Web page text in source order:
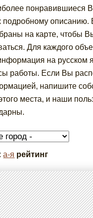
понравившиеся
подробному описанию.
на карте, чтобы
Для каждого
на русском
работы. Если Вы
напишите
места, и наши
а-я рейтинг